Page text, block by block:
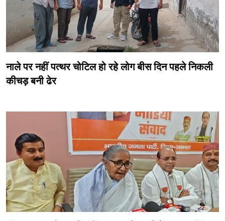
नाले पर नहीं पत्थर चोटिल हो रहे लोग बीस दिन पहले निकली
कीचड़ बनी ढेर